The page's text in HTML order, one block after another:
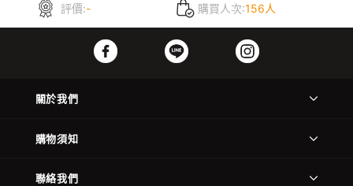
評價:- 購買人次:156人
關於我們
購物須知
聯絡我們